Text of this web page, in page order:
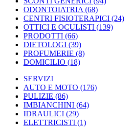
ODONTOIATRIA (68)
CENTRI FISIOTERAPICI (24)
OTTICI E OCULISTI (139)
PRODOTTI (66)
DIETOLOGI (39)
PROFUMERIE (8)
DOMICILIO (18)
SERVIZI
AUTO E MOTO (176)
PULIZIE (86)
IMBIANCHINI (64)
IDRAULICI (29)
ELETTRICISTI (1)